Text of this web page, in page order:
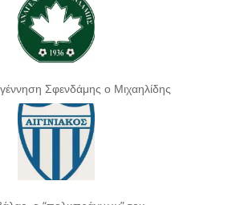
Σφενδάμης ο Μιχαηλίδης